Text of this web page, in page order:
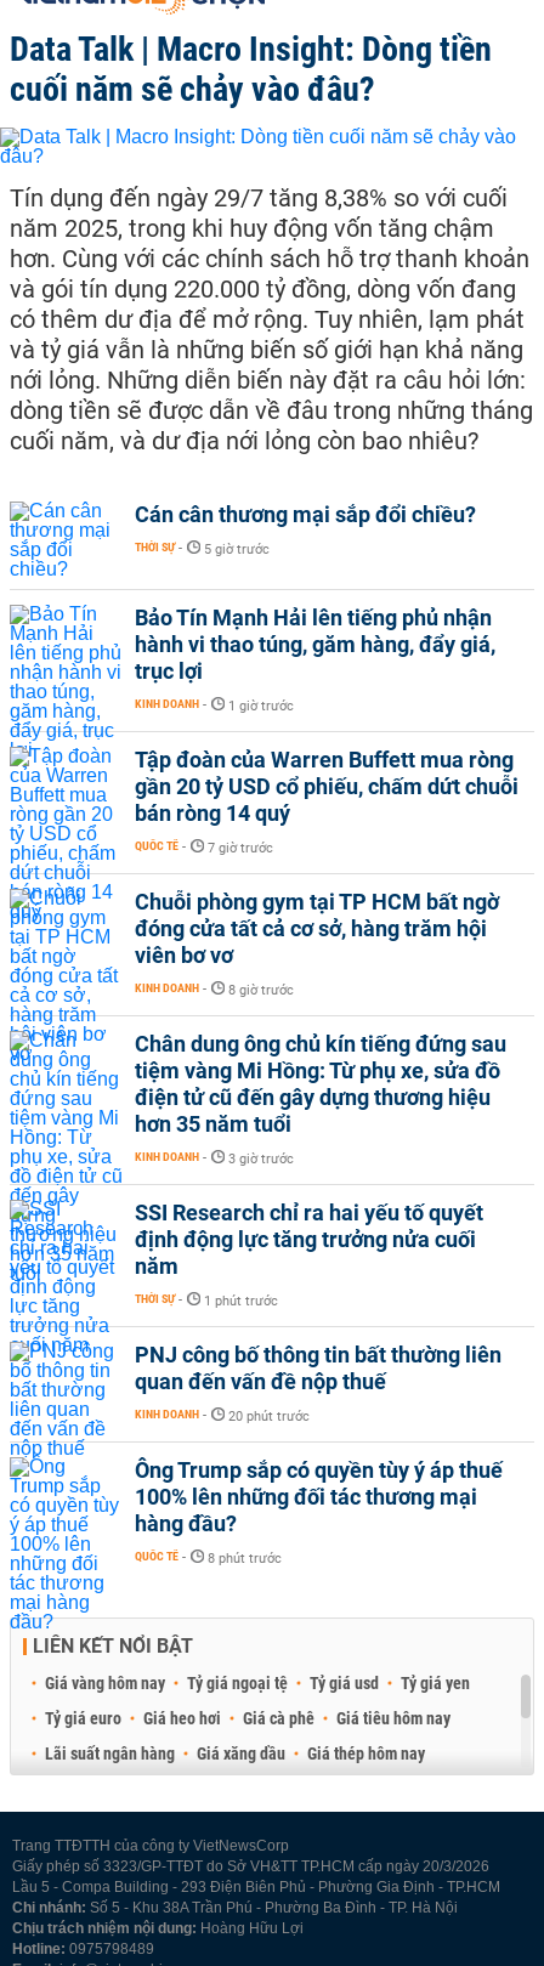
Data Talk | Macro Insight: Dòng tiền
cuối năm sẽ chảy vào đâu?
Tín dụng đến ngày 29/7 tăng 8,38% so với cuối
năm 2025, trong khi huy động vốn tăng chậm
hơn. Cùng với các chính sách hỗ trợ thanh khoản
và gói tín dụng 220.000 tỷ đồng, dòng vốn đang
có thêm dư địa để mở rộng. Tuy nhiên, lạm phát
và tỷ giá vẫn là những biến số giới hạn khả năng
nới lỏng. Những diễn biến này đặt ra câu hỏi lớn:
dòng tiền sẽ được dẫn về đâu trong những tháng
cuối năm, và dư địa nới lỏng còn bao nhiêu?
Cán cân thương mại sắp đổi chiều?
THỜI SỰ - 5 giờ trước
Bảo Tín Mạnh Hải lên tiếng phủ nhận
hành vi thao túng, găm hàng, đẩy giá,
trục lợi
KINH DOANH - 1 giờ trước
Tập đoàn của Warren Buffett mua ròng
gần 20 tỷ USD cổ phiếu, chấm dứt chuỗi
bán ròng 14 quý
QUỐC TẾ - 7 giờ trước
Chuỗi phòng gym tại TP HCM bất ngờ
đóng cửa tất cả cơ sở, hàng trăm hội
viên bơ vơ
KINH DOANH - 8 giờ trước
Chân dung ông chủ kín tiếng đứng sau
tiệm vàng Mi Hồng: Từ phụ xe, sửa đồ
điện tử cũ đến gây dựng thương hiệu
hơn 35 năm tuổi
KINH DOANH - 3 giờ trước
SSI Research chỉ ra hai yếu tố quyết
định động lực tăng trưởng nửa cuối
năm
THỜI SỰ - 1 phút trước
PNJ công bố thông tin bất thường liên
quan đến vấn đề nộp thuế
KINH DOANH - 20 phút trước
Ông Trump sắp có quyền tùy ý áp thuế
100% lên những đối tác thương mại
hàng đầu?
QUỐC TẾ - 8 phút trước
LIÊN KẾT NỔI BẬT
Giá vàng hôm nay Tỷ giá ngoại tệ Tỷ giá usd
Tỷ giá yen
Tỷ giá euro
Giá heo hơi Giá cà phê
Giá tiêu hôm nay
Lãi suất ngân hàng
Giá xăng dầu
Giá thép hôm nay
Trang TTĐTTH của công ty VietNewsCorp
Giấy phép số 3323/GP-TTĐT do Sở VH&TT TP.HCM cấp ngày 20/3/2026
Lầu 5 - Compa Building - 293 Điện Biên Phủ - Phường Gia Định - TP.HCM
Chi nhánh: Số 5 - Khu 38A Trần Phú - Phường Ba Đình - TP. Hà Nội
Chịu trách nhiệm nội dung: Hoàng Hữu Lợi
Hotline: 0975798489